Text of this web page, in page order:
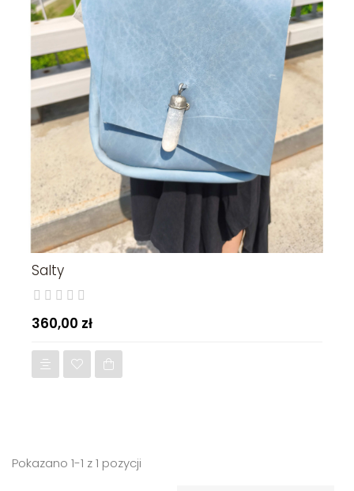
Salty
360,00 zł
Pokazano 1-1 z 1 pozycji